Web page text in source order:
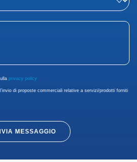
privacy policy
di proposte commerciali relative a servizi/prodotti forniti
MESSAGGIO